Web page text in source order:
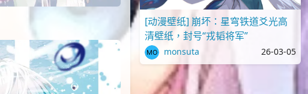
[动漫壁纸] 崩坏：星穹铁道爻光高
清壁纸，封号“戎韬将军”
monsuta 26-03-05